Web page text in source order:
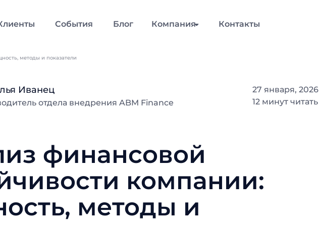
События Блог Компания Контакты
методы и показатели
Иванец
отдела внедрения ABM Finance
27 января, 2026
12 минут читать
финансовой
компании:
методы и